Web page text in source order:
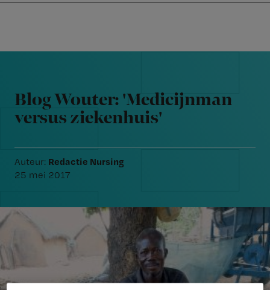
navigation
content
Nursing
Blog Wouter: 'Medicijnman
versus ziekenhuis'
Auteur: Redactie Nursing
25 mei 2017